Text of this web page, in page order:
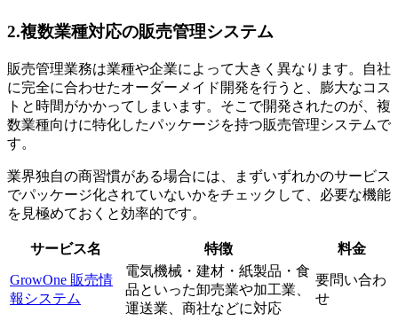
2.複数業種対応の販売管理システム
販売管理業務は業種や企業によって大きく異なります。自社
に完全に合わせたオーダーメイド開発を行うと、膨大なコス
トと時間がかかってしまいます。そこで開発されたのが、複
数業種向けに特化したパッケージを持つ販売管理システムで
す。
業界独自の商習慣がある場合には、まずいずれかのサービス
でパッケージ化されていないかをチェックして、必要な機能
を見極めておくと効率的です。
サービス名 特徴 料金
GrowOne 販売情
報システム
電気機械・建材・紙製品・食
品といった卸売業や加工業、
運送業、商社などに対応
要問い合わ
せ